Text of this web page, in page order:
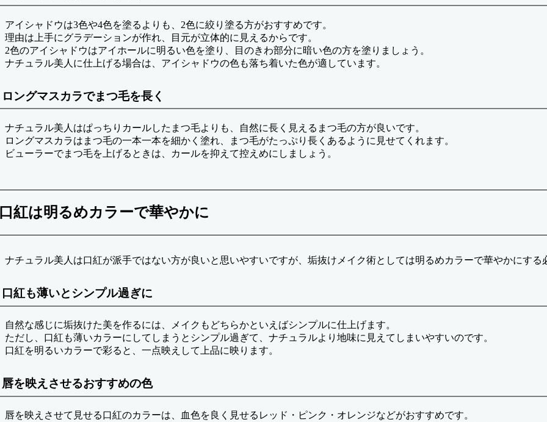
アイシャドウは3色や4色を塗るよりも、2色に絞り塗る方がおすすめです。
理由は上手にグラデーションが作れ、目元が立体的に見えるからです。
2色のアイシャドウはアイホールに明るい色を塗り、目のきわ部分に暗い色の方を塗りましょう。
ナチュラル美人に仕上げる場合は、アイシャドウの色も落ち着いた色が適しています。
ロングマスカラでまつ毛を長く
ナチュラル美人はぱっちりカールしたまつ毛よりも、自然に長く見えるまつ毛の方が良いです。
ロングマスカラはまつ毛の一本一本を細かく塗れ、まつ毛がたっぷり長くあるように見せてくれます。
ビューラーでまつ毛を上げるときは、カールを抑えて控えめにしましょう。
紅は明るめカラーで華やかに
ナチュラル美人は口紅が派手ではない方が良いと思いやすいですが、垢抜けメイク術としては明るめカラーで華やかにする
口紅も薄いとシンプル過ぎに
自然な感じに垢抜けた美を作るには、メイクもどちらかといえばシンプルに仕上げます。
ただし、口紅も薄いカラーにしてしまうとシンプル過ぎて、ナチュラルより地味に見えてしまいやすいのです。
口紅を明るいカラーで彩ると、一点映えして上品に映ります。
唇を映えさせるおすすめの色
唇を映えさせて見せる口紅のカラーは、血色を良く見せるレッド・ピンク・オレンジなどがおすすめです。